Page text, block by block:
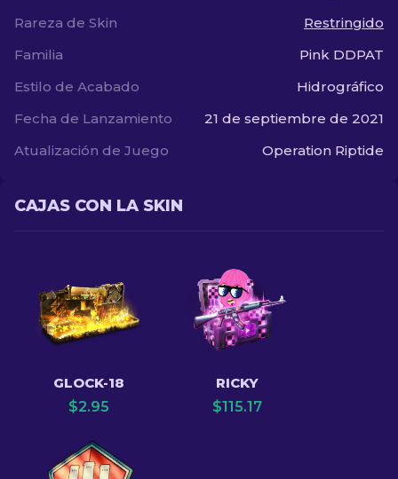
Rareza de Skin
Restringido
Familia
Pink DDPAT
Estilo de Acabado
Hidrográfico
Fecha de Lanzamiento
21 de septiembre de 2021
Atualización de Juego
Operation Riptide
CAJAS CON LA SKIN
GLOCK-18
$2.95
RICKY
$115.17